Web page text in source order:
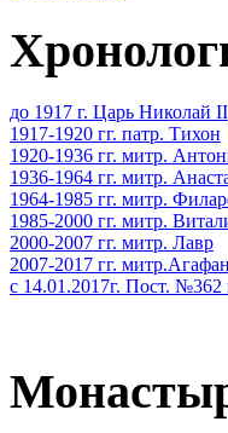
до 1917 г. Царь Николай II
1917-1920 гг. патр. Тихон
1920-1936 гг. митр.
1936-1964 гг. митр.
1964-1985 гг. митр.
1985-2000 гг. митр.
2000-2007 гг. митр. Лавр
2007-2017 гг.
с 14.01.2017г. Пост. №362